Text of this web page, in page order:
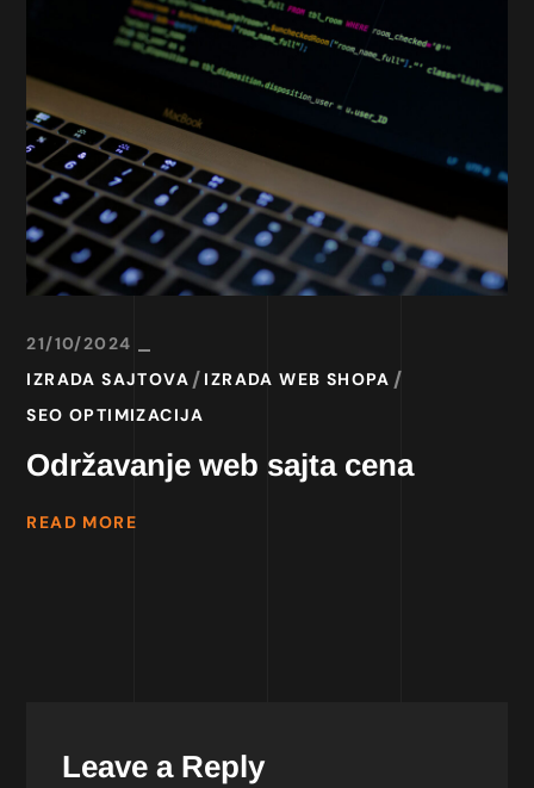
21/10/2024
IZRADA SAJTOVA
IZRADA WEB SHOPA
SEO OPTIMIZACIJA
Održavanje web sajta cena
READ MORE
Leave a Reply